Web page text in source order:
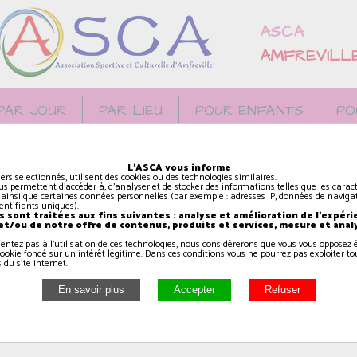
ASCA
JOUR PAR LIEU POUR ENFANTS
Mentions légales
(ASCA), association loi 1901.
L'ASCA vous informe
selectionnés, utilisent des cookies ou des technologies similaires.
permettent d'accéder à, d'analyser et de stocker des informations telles que les
que certaines données personnelles (par exemple : adresses IP, données de
uniques).
sont traitées aux fins suivantes : analyse et amélioration de
ou de notre offre de contenus, produits et services, mesure et
pas à l'utilisation de ces technologies, nous considérerons que vous vous
fondé sur un intérêt légitime. Dans ces conditions vous ne pourrez pas exploiter
site internet.